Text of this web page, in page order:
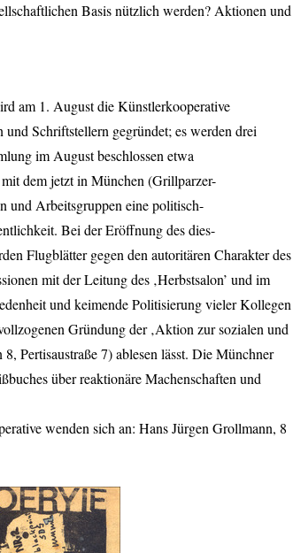
Basis nützlich werden? Aktionen und
am 1. August die Künstlerkooperative
Schriftstellern gegründet; es werden drei
im August beschlossen etwa
dem jetzt in München (Grillparzer-
und Arbeitsgruppen eine politisch-
Bei der Eröffnung des dies-
Flugblätter gegen den autoritären Charakter des
mit der Leitung des ‚Herbstsalon’ und im
und keimende Politisierung vieler Kollegen
Gründung der ‚Aktion zur sozialen und
Pertisaustraße 7) ablesen lässt. Die Münchner
über reaktionäre Machenschaften und
wenden sich an: Hans Jürgen Grollmann, 8